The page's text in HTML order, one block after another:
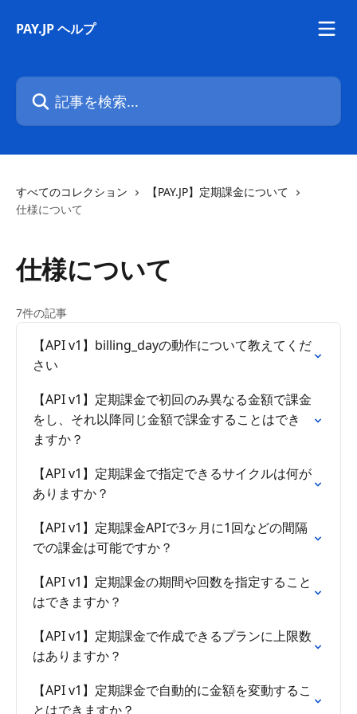
PAY.JP ヘルプ
記事を検索...
すべてのコレクション
【PAY.JP】定期課金について
仕様について
仕様について
7件の記事
【API v1】billing_dayの動作について教えてくだ
さい
【API v1】定期課金で初回のみ異なる金額で課金
をし、それ以降同じ金額で課金することはでき
ますか？
【API v1】定期課金で指定できるサイクルは何が
ありますか？
【API v1】定期課金APIで3ヶ月に1回などの間隔
での課金は可能ですか？
【API v1】定期課金の期間や回数を指定すること
はできますか？
【API v1】定期課金で作成できるプランに上限数
はありますか？
【API v1】定期課金で自動的に金額を変動するこ
とはできますか？